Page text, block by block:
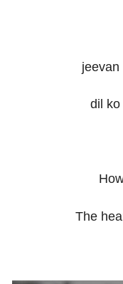
dil ko
The